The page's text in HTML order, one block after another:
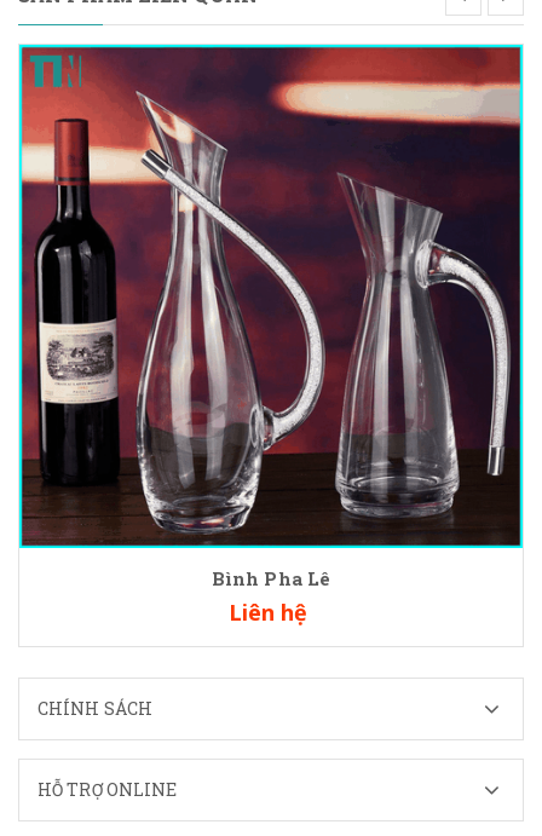
Bình Pha Lê
Liên hệ
CHÍNH SÁCH
HỖ TRỢ ONLINE